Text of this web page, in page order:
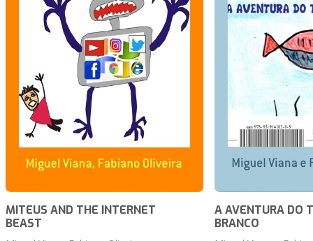
MITEUS AND THE INTERNET
BEAST
A AVENTURA DO
BRANCO